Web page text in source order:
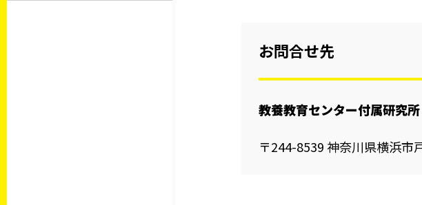
お問合せ先
教養教育センター付属研究所
〒244-8539 神奈川県横浜市